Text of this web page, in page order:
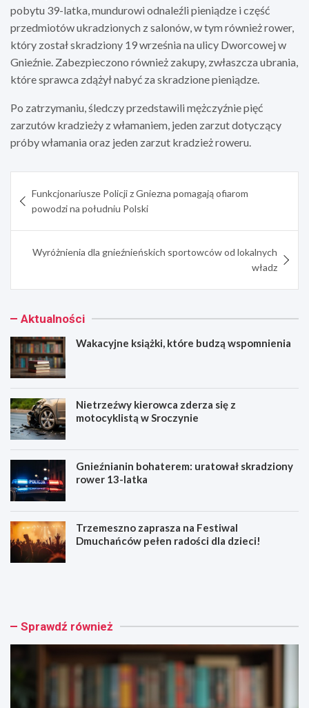
pobytu 39-latka, mundurowi odnaleźli pieniądze i część
przedmiotów ukradzionych z salonów, w tym również rower,
który został skradziony 19 września na ulicy Dworcowej w
Gnieźnie. Zabezpieczono również zakupy, zwłaszcza ubrania,
które sprawca zdążył nabyć za skradzione pieniądze.
Po zatrzymaniu, śledczy przedstawili mężczyźnie pięć
zarzutów kradzieży z włamaniem, jeden zarzut dotyczący
próby włamania oraz jeden zarzut kradzież roweru.
wpisu
Funkcjonariusze Policji z Gniezna pomagają ofiarom
powodzi na południu Polski
Wyróżnienia dla gnieźnieńskich sportowców od lokalnych
władz
Aktualności
Wakacyjne książki, które budzą wspomnienia
Nietrzeźwy kierowca zderza się z
motocyklistą w Sroczynie
Gnieźnianin bohaterem: uratował skradziony
rower 13-latka
Trzemeszno zaprasza na Festiwal
Dmuchańców pełen radości dla dzieci!
W
y
N
z Sprawdź również